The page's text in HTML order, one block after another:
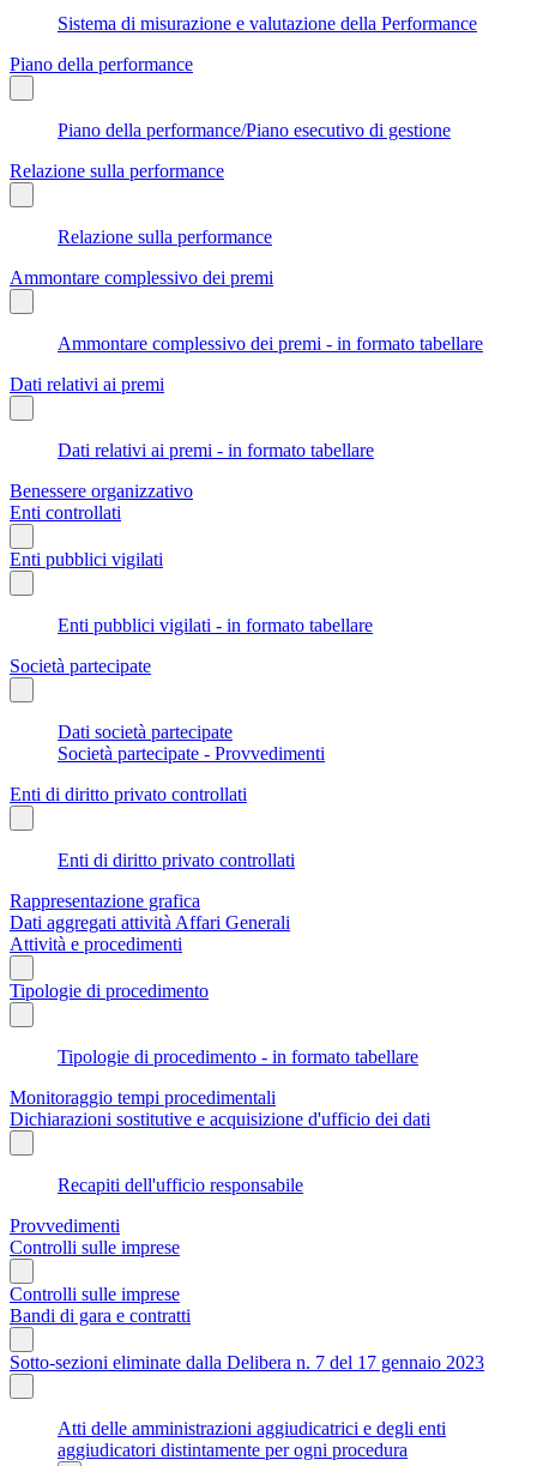
Sistema di misurazione e valutazione della Performance
Piano della performance
Piano della performance/Piano esecutivo di gestione
Relazione sulla performance
Relazione sulla performance
Ammontare complessivo dei premi
Ammontare complessivo dei premi - in formato tabellare
Dati relativi ai premi
Dati relativi ai premi - in formato tabellare
Benessere organizzativo
Enti controllati
Enti pubblici vigilati
Enti pubblici vigilati - in formato tabellare
Società partecipate
Dati società partecipate
Società partecipate - Provvedimenti
Enti di diritto privato controllati
Enti di diritto privato controllati
Rappresentazione grafica
Dati aggregati attività Affari Generali
Attività e procedimenti
Tipologie di procedimento
Tipologie di procedimento - in formato tabellare
Monitoraggio tempi procedimentali
Dichiarazioni sostitutive e acquisizione d'ufficio dei dati
Recapiti dell'ufficio responsabile
Provvedimenti
Controlli sulle imprese
Controlli sulle imprese
Bandi di gara e contratti
Sotto-sezioni eliminate dalla Delibera n. 7 del 17 gennaio 2023
Atti delle amministrazioni aggiudicatrici e degli enti
aggiudicatori distintamente per ogni procedura